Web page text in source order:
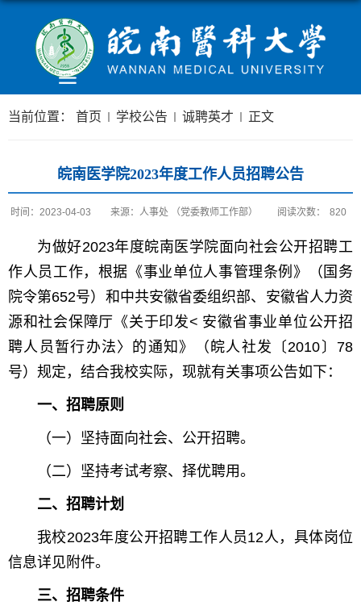
当前位置： 首页 学校公告 诚聘英才 正文
皖南医学院2023年度工作人员招聘公告
时间：2023-04-03 来源：人事处 （党委教师工作部） 阅读次数： 820
为做好2023年度皖南医学院面向社会公开招聘工
作人员工作，根据《事业单位人事管理条例》（国务
院令第652号）和中共安徽省委组织部、安徽省人力资
源和社会保障厅《关于印发< 安徽省事业单位公开招
聘人员暂行办法〉的通知》（皖人社发〔2010〕78
号）规定，结合我校实际，现就有关事项公告如下：
一、招聘原则
（一）坚持面向社会、公开招聘。
（二）坚持考试考察、择优聘用。
二、招聘计划
我校2023年度公开招聘工作人员12人，具体岗位
信息详见附件。
三、招聘条件